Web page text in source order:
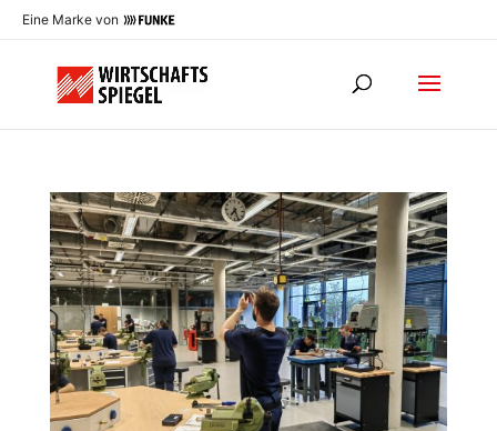
Eine Marke von